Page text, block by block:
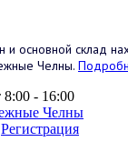
и основной склад
Челны.
- 16:00
Челны
Регистрация